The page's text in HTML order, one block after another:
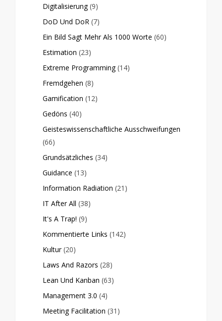
Digitalisierung (9)
DoD Und DoR (7)
Ein Bild Sagt Mehr Als 1000 Worte (60)
Estimation (23)
Extreme Programming (14)
Fremdgehen (8)
Gamification (12)
Gedöns (40)
Geisteswissenschaftliche Ausschweifungen
(66)
Grundsätzliches (34)
Guidance (13)
Information Radiation (21)
IT After All (38)
It's A Trap! (9)
Kommentierte Links (142)
Kultur (20)
Laws And Razors (28)
Lean Und Kanban (63)
Management 3.0 (4)
Meeting Facilitation (31)